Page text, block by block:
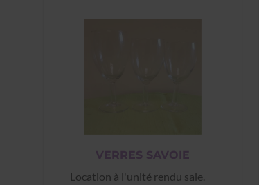
VERRES SAVOIE
Location à l'unité rendu sale.